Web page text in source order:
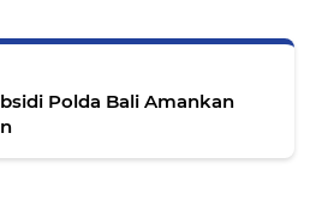
Polda Bali Amankan